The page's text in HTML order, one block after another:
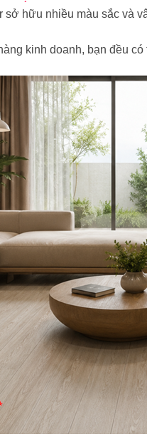
sở hữu nhiều màu sắc và
kinh doanh, bạn đều